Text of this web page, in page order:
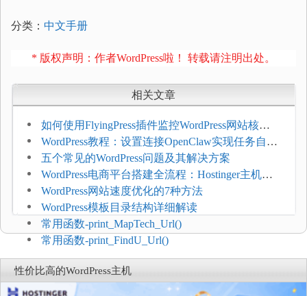
分类： 中文手册
* 版权声明：作者WordPress啦！ 转载请注明出处。
相关文章
如何使用FlyingPress插件监控WordPress网站核心
网页指标（CWV）
WordPress教程：设置连接OpenClaw实现任务自动
化
五个常见的WordPress问题及其解决方案
WordPress电商平台搭建全流程：Hostinger主机一
键部署
WordPress网站速度优化的7种方法
WordPress模板目录结构详细解读
常用函数-print_MapTech_Url()
常用函数-print_FindU_Url()
性价比高的WordPress主机